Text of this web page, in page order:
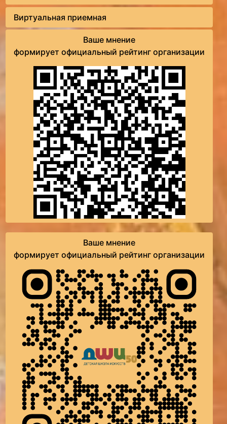
Виртуальная приемная
Ваше мнение
формирует официальный рейтинг организации
Ваше мнение
формирует официальный рейтинг организации